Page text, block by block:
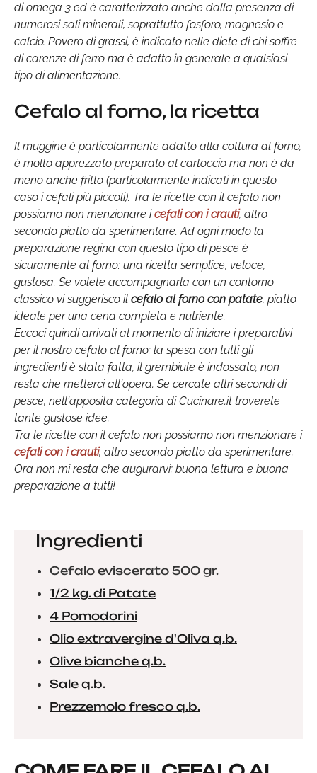
di omega 3 ed è caratterizzato anche dalla presenza di
numerosi sali minerali, soprattutto fosforo, magnesio e
calcio. Povero di grassi, è indicato nelle diete di chi soffre
di carenze di ferro ma è adatto in generale a qualsiasi
tipo di alimentazione.
Cefalo al forno, la ricetta
Il muggine è particolarmente adatto alla cottura al forno,
è molto apprezzato preparato al cartoccio ma non è da
meno anche fritto (particolarmente indicati in questo
caso i cefali più piccoli). Tra le ricette con il cefalo non
possiamo non menzionare icefali con i crauti, altro
secondo piatto da sperimentare. Ad ogni modo la
preparazione regina con questo tipo di pesce è
sicuramente al forno: una ricetta semplice, veloce,
gustosa. Se volete accompagnarla con un contorno
classico vi suggerisco il cefalo al forno con patate, piatto
ideale per una cena completa e nutriente.
Eccoci quindi arrivati al momento di iniziare i preparativi
per il nostro cefalo al forno: la spesa con tutti gli
ingredienti è stata fatta, il grembiule è indossato, non
resta che metterci all'opera. Se cercate altri secondi di
pesce, nell'apposita categoria di Cucinare.it troverete
tante gustose idee.
Tra le ricette con il cefalo non possiamo non menzionare i
cefali con i crauti, altro secondo piatto da sperimentare.
Ora non mi resta che augurarvi: buona lettura e buona
preparazione a tutti!
Ingredienti
Cefalo eviscerato 500 gr.
1/2 kg. di Patate
4 Pomodorini
Olio extravergine d'Oliva q.b.
Olive bianche q.b.
Sale q.b.
Prezzemolo fresco q.b.